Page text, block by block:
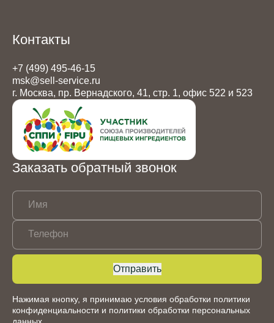
Контакты
+7 (499) 495-46-15
msk@sell-service.ru
г. Москва, пр. Вернадского, 41, стр. 1, офис 522 и 523
Заказать обратный звонок
Имя
Телефон
Отправить
Нажимая кнопку, я принимаю условия обработки политики
конфиденциальности и политики обработки персональных